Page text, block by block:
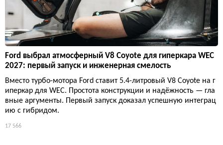
Ford выбрал атмосферный V8 Coyote для гиперкара WEC
2027: первый запуск и инженерная смелость
Вместо турбо-мотора Ford ставит 5.4-литровый V8 Coyote на г
иперкар для WEC. Простота конструкции и надёжность — гла
вные аргументы. Первый запуск доказал успешную интеграц
ию с гибридом.
17 566